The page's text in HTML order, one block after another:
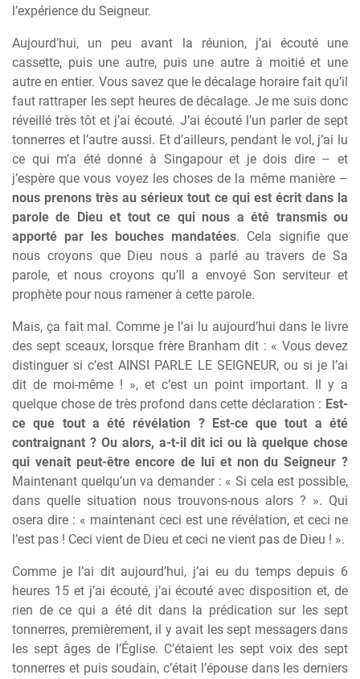
l’expérience du Seigneur.
Aujourd’hui, un peu avant la réunion, j’ai écouté une
cassette, puis une autre, puis une autre à moitié et une
autre en entier. Vous savez que le décalage horaire fait qu’il
faut rattraper les sept heures de décalage. Je me suis donc
réveillé très tôt et j’ai écouté. J’ai écouté l’un parler de sept
tonnerres et l’autre aussi. Et d’ailleurs, pendant le vol, j’ai lu
ce qui m’a été donné à Singapour et je dois dire – et
j’espère que vous voyez les choses de la même manière –
nous prenons très au sérieux tout ce qui est écrit dans la
parole de Dieu et tout ce qui nous a été transmis ou
apporté par les bouches mandatées. Cela signifie que
nous croyons que Dieu nous a parlé au travers de Sa
parole, et nous croyons qu’Il a envoyé Son serviteur et
prophète pour nous ramener à cette parole.
Mais, ça fait mal. Comme je l’ai lu aujourd’hui dans le livre
des sept sceaux, lorsque frère Branham dit : « Vous devez
distinguer si c’est AINSI PARLE LE SEIGNEUR, ou si je l’ai
dit de moi-même ! », et c’est un point important. Il y a
quelque chose de très profond dans cette déclaration : Est-
ce que tout a été révélation ? Est-ce que tout a été
contraignant ? Ou alors, a-t-il dit ici ou là quelque chose
qui venait peut-être encore de lui et non du Seigneur ?
Maintenant quelqu’un va demander : « Si cela est possible,
dans quelle situation nous trouvons-nous alors ? ». Qui
osera dire : « maintenant ceci est une révélation, et ceci ne
l’est pas ! Ceci vient de Dieu et ceci ne vient pas de Dieu ! ».
Comme je l’ai dit aujourd’hui, j’ai eu du temps depuis 6
heures 15 et j’ai écouté, j’ai écouté avec disposition et, de
rien de ce qui a été dit dans la prédication sur les sept
tonnerres, premièrement, il y avait les sept messagers dans
les sept âges de l’Église. C’étaient les sept voix des sept
tonnerres et puis soudain, c’était l’épouse dans les derniers